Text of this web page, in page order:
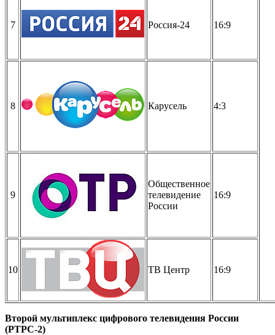
7 Россия-24 16:9
8 Карусель 4:3
9
Общественное
телевидение
России
16:9
10 ТВ Центр 16:9
Второй мультиплекс цифрового телевидения России
(РТРС-2)